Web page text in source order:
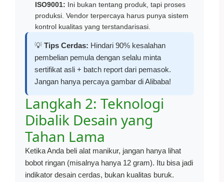
ISO9001: Ini bukan tentang produk, tapi proses
produksi. Vendor terpercaya harus punya sistem
kontrol kualitas yang terstandarisasi.
💡 Tips Cerdas: Hindari 90% kesalahan
pembelian pemula dengan selalu minta
sertifikat asli + batch report dari pemasok.
Jangan hanya percaya gambar di Alibaba!
Langkah 2: Teknologi
Dibalik Desain yang
Tahan Lama
Ketika Anda beli alat manikur, jangan hanya lihat
bobot ringan (misalnya hanya 12 gram). Itu bisa jadi
indikator desain cerdas, bukan kualitas buruk.